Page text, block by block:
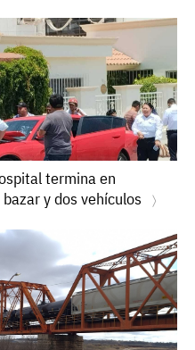
termina en
y dos vehículos